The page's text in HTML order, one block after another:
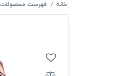
خانه فهرست محصولات